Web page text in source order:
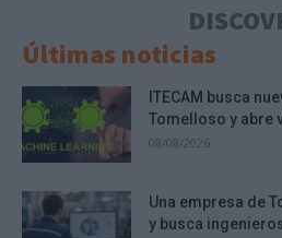
Últimas noticias
ITECAM busca
Tomelloso y abre
08/08/2026
Una empresa de
y busca